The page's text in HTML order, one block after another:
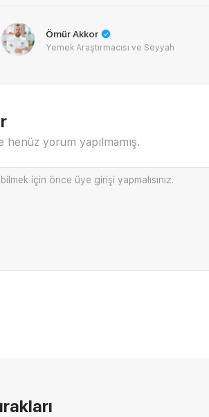
Ömür Akkor
Yemek Araştırmacısı ve Seyyah
henüz yorum yapılmamış.
için önce üye girişi yapmalısınız.